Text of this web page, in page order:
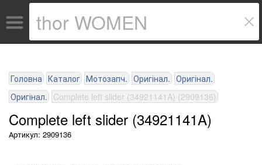
Головна Каталог Мотозапч. Оригінал. Оригінал.
Оригінал. Complete left slider (34921141A) (2909136)
Complete left slider (34921141A)
Артикул: 2909136